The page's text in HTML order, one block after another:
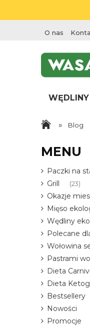
» Blog
O nas
MENU
Paczki na
Grill (23)
Okazje
Mięso
Wędliny
Polecane
Wołowina
Pastrami
Dieta
Dieta
Bestsellery
Nowości
Promocje